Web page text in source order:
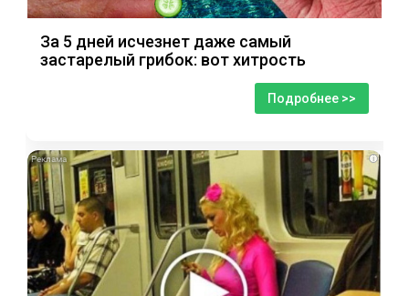
За 5 дней исчезнет даже самый
застарелый грибок: вот хитрость
Подробнее >>
i